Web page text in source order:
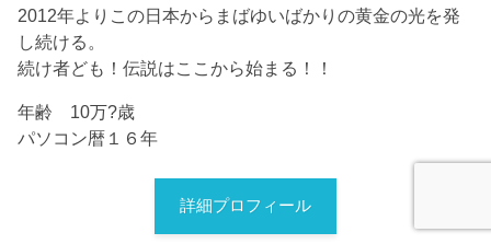
2012年よりこの日本からまばゆいばかりの黄金の光を発
し続ける。
続け者ども！伝説はここから始まる！！
年齢 10万?歳
パソコン暦１６年
詳細プロフィール